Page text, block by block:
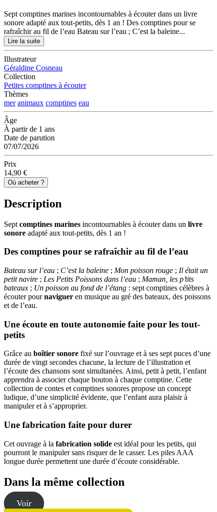
Sept comptines marines incontournables à écouter dans un livre
sonore adapté aux tout-petits, dès 1 an ! Des comptines pour se
rafraîchir au fil de l’eau Bateau sur l’eau ; C’est la baleine...
Lire la suite
Illustrateur
Géraldine Cosneau
Collection
Petites comptines à écouter
Thèmes
mer animaux comptines eau
Âge
À partir de 1 ans
Date de parution
07/07/2026
Prix
14,90 €
Où acheter ?
Description
Sept comptines marines incontournables à écouter dans un livre
sonore adapté aux tout-petits, dès 1 an !
Des comptines pour se rafraîchir au fil de l’eau
Bateau sur l’eau ; C’est la baleine ; Mon poisson rouge ; Il était un
petit navire ; Les Petits Poissons dans l’eau ; Maman, les p’tits
bateaux ; Un poisson au fond de l’étang : sept comptines célèbres à
écouter pournaviguer en musique au gré des bateaux, des poissons
et de l’eau.
Une écoute en toute autonomie faite pour les tout-
petits
Grâce au boîtier sonore fixé sur l’ouvrage et à ses sept puces d’une
durée de vingt secondes chacune, la lecture de l’illustration et
l’écoute des chansons sont simultanées. Ainsi, petit à petit, l’enfant
apprendra à associer chaque bouton à chaque comptine. Cette
collection de contes et comptines sonores propose un concept
ludique, d’une simplicité évidente, que l’enfant aura plaisir à
manipuler et à s’approprier.
Une fabrication faite pour durer
Cet ouvrage à la fabrication solide est idéal pour les petits, qui
pourront le manipuler sans risquer de le casser. Les piles AAA
longue durée permettent une durée d’écoute considérable.
Dans la même collection
Voir